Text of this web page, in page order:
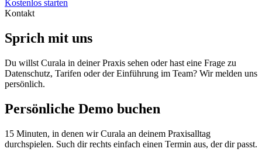
Kostenlos starten
Kontakt
Sprich mit uns
Du willst Curala in deiner Praxis sehen oder hast eine Frage zu
Datenschutz, Tarifen oder der Einführung im Team? Wir melden uns
persönlich.
Persönliche Demo buchen
15 Minuten, in denen wir Curala an deinem Praxisalltag
durchspielen. Such dir rechts einfach einen Termin aus, der dir passt.